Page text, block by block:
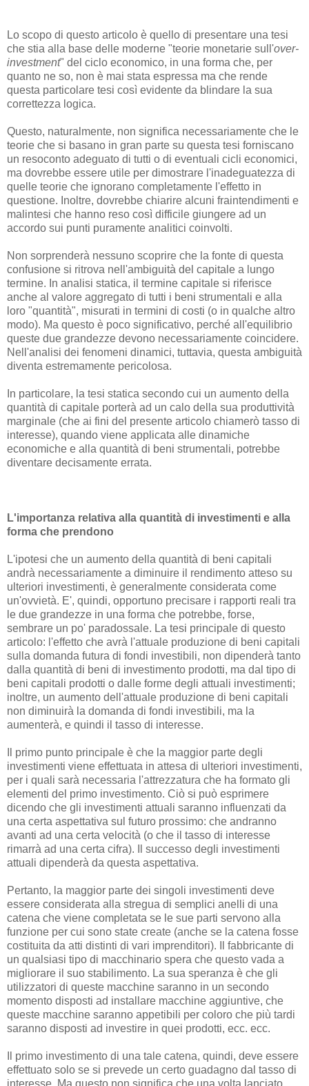
Lo scopo di questo articolo è quello di presentare una tesi
che stia alla base delle moderne "teorie monetarie sull'over-
investment" del ciclo economico, in una forma che, per
quanto ne so, non è mai stata espressa ma che rende
questa particolare tesi così evidente da blindare la sua
correttezza logica.
Questo, naturalmente, non significa necessariamente che le
teorie che si basano in gran parte su questa tesi forniscano
un resoconto adeguato di tutti o di eventuali cicli economici,
ma dovrebbe essere utile per dimostrare l'inadeguatezza di
quelle teorie che ignorano completamente l'effetto in
questione. Inoltre, dovrebbe chiarire alcuni fraintendimenti e
malintesi che hanno reso così difficile giungere ad un
accordo sui punti puramente analitici coinvolti.
Non sorprenderà nessuno scoprire che la fonte di questa
confusione si ritrova nell'ambiguità del capitale a lungo
termine. In analisi statica, il termine capitale si riferisce
anche al valore aggregato di tutti i beni strumentali e alla
loro "quantità", misurati in termini di costi (o in qualche altro
modo). Ma questo è poco significativo, perché all'equilibrio
queste due grandezze devono necessariamente coincidere.
Nell'analisi dei fenomeni dinamici, tuttavia, questa ambiguità
diventa estremamente pericolosa.
In particolare, la tesi statica secondo cui un aumento della
quantità di capitale porterà ad un calo della sua produttività
marginale (che ai fini del presente articolo chiamerò tasso di
interesse), quando viene applicata alle dinamiche
economiche e alla quantità di beni strumentali, potrebbe
diventare decisamente errata.
L'importanza relativa alla quantità di investimenti e alla
forma che prendono
L'ipotesi che un aumento della quantità di beni capitali
andrà necessariamente a diminuire il rendimento atteso su
ulteriori investimenti, è generalmente considerata come
un'ovvietà. E', quindi, opportuno precisare i rapporti reali tra
le due grandezze in una forma che potrebbe, forse,
sembrare un po' paradossale. La tesi principale di questo
articolo: l'effetto che avrà l'attuale produzione di beni capitali
sulla domanda futura di fondi investibili, non dipenderà tanto
dalla quantità di beni di investimento prodotti, ma dal tipo di
beni capitali prodotti o dalle forme degli attuali investimenti;
inoltre, un aumento dell'attuale produzione di beni capitali
non diminuirà la domanda di fondi investibili, ma la
aumenterà, e quindi il tasso di interesse.
Il primo punto principale è che la maggior parte degli
investimenti viene effettuata in attesa di ulteriori investimenti,
per i quali sarà necessaria l'attrezzatura che ha formato gli
elementi del primo investimento. Ciò si può esprimere
dicendo che gli investimenti attuali saranno influenzati da
una certa aspettativa sul futuro prossimo: che andranno
avanti ad una certa velocità (o che il tasso di interesse
rimarrà ad una certa cifra). Il successo degli investimenti
attuali dipenderà da questa aspettativa.
Pertanto, la maggior parte dei singoli investimenti deve
essere considerata alla stregua di semplici anelli di una
catena che viene completata se le sue parti servono alla
funzione per cui sono state create (anche se la catena fosse
costituita da atti distinti di vari imprenditori). Il fabbricante di
un qualsiasi tipo di macchinario spera che questo vada a
migliorare il suo stabilimento. La sua speranza è che gli
utilizzatori di queste macchine saranno in un secondo
momento disposti ad installare macchine aggiuntive, che
queste macchine saranno appetibili per coloro che più tardi
saranno disposti ad investire in quei prodotti, ecc. ecc.
Il primo investimento di una tale catena, quindi, deve essere
effettuato solo se si prevede un certo guadagno dal tasso di